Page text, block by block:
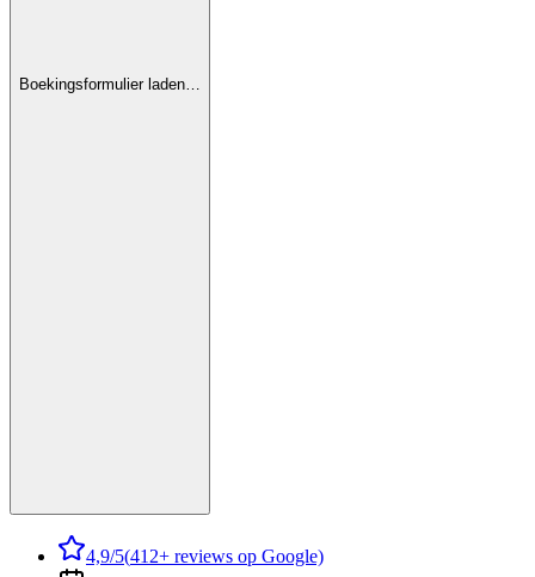
Boekingsformulier laden…
4,9/5(412+ reviews op Google)